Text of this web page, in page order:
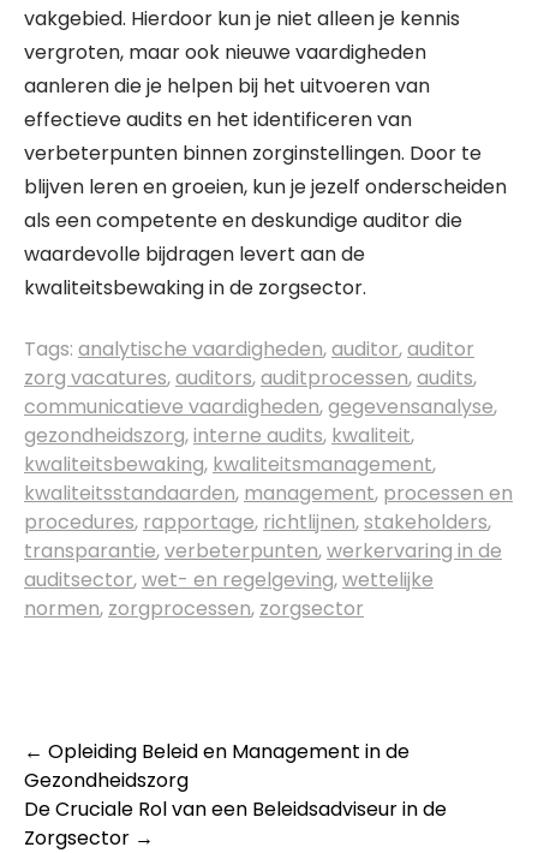
vakgebied. Hierdoor kun je niet alleen je kennis
vergroten, maar ook nieuwe vaardigheden
aanleren die je helpen bij het uitvoeren van
effectieve audits en het identificeren van
verbeterpunten binnen zorginstellingen. Door te
blijven leren en groeien, kun je jezelf onderscheiden
als een competente en deskundige auditor die
waardevolle bijdragen levert aan de
kwaliteitsbewaking in de zorgsector.
Tags: analytische vaardigheden,auditor,auditor
zorg vacatures,auditors,auditprocessen,audits,
communicatieve vaardigheden,gegevensanalyse,
gezondheidszorg,interne audits, kwaliteit,
kwaliteitsbewaking, kwaliteitsmanagement,
kwaliteitsstandaarden, management, processen en
procedures, rapportage, richtlijnen,stakeholders,
transparantie,verbeterpunten,werkervaring in de
auditsector,wet- en regelgeving,wettelijke
normen, zorgprocessen, zorgsector
Post
navigation
← Opleiding Beleid en Management in de
Gezondheidszorg
De Cruciale Rol van een Beleidsadviseur in de
Zorgsector →